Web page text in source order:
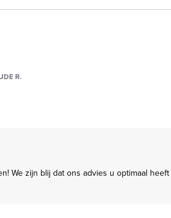
R.
We zijn blij dat ons advies u optimaal